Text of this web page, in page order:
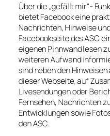
Über die „gefällt mir“-
bietet Facebook eine
Nachrichten, Hinweise
Facebookseite des ASC
eigenen Pinnwand lesen
weiteren Aufwand
sind neben den
dieser Webseite, auf
Livesendungen oder
Fernsehen, Nachrichten
Entwicklungen sowie
den ASC.